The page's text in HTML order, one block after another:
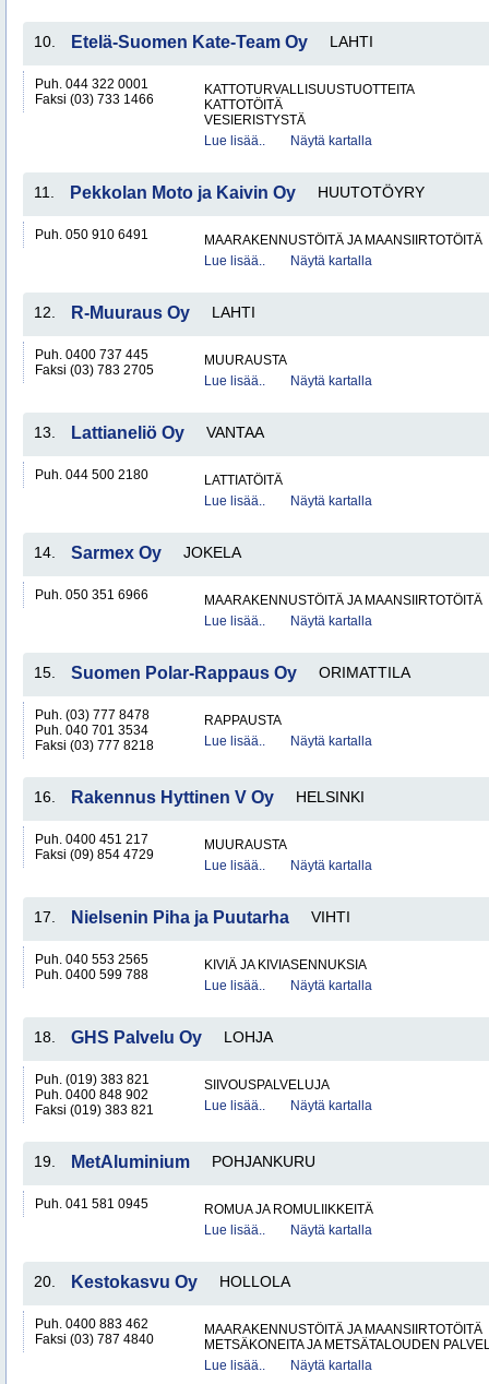
10. Etelä-Suomen Kate-Team Oy LAHTI
Puh. 044 322 0001
Faksi (03) 733 1466
KATTOTURVALLISUUSTUOTTEITA
KATTOTÖITÄ
VESIERISTYSTÄ
Lue lisää..
Näytä kartalla
11. Pekkolan Moto ja Kaivin Oy HUUTOTÖYRY
Puh. 050 910 6491
MAARAKENNUSTÖITÄ JA MAANSIIRTOTÖITÄ
Lue lisää..
Näytä kartalla
12. R-Muuraus Oy LAHTI
Puh. 0400 737 445
Faksi (03) 783 2705
MUURAUSTA
Lue lisää..
Näytä kartalla
13. Lattianeliö Oy VANTAA
Puh. 044 500 2180
LATTIATÖITÄ
Lue lisää..
Näytä kartalla
14. Sarmex Oy JOKELA
Puh. 050 351 6966
MAARAKENNUSTÖITÄ JA MAANSIIRTOTÖITÄ
Lue lisää..
Näytä kartalla
15. Suomen Polar-Rappaus Oy ORIMATTILA
Puh. (03) 777 8478
Puh. 040 701 3534
Faksi (03) 777 8218
RAPPAUSTA
Lue lisää..
Näytä kartalla
16. Rakennus Hyttinen V Oy HELSINKI
Puh. 0400 451 217
Faksi (09) 854 4729
MUURAUSTA
Lue lisää..
Näytä kartalla
17. Nielsenin Piha ja Puutarha VIHTI
Puh. 040 553 2565
Puh. 0400 599 788
KIVIÄ JA KIVIASENNUKSIA
Lue lisää..
Näytä kartalla
18. GHS Palvelu Oy LOHJA
Puh. (019) 383 821
Puh. 0400 848 902
Faksi (019) 383 821
SIIVOUSPALVELUJA
Lue lisää..
Näytä kartalla
19. MetAluminium POHJANKURU
Puh. 041 581 0945
ROMUA JA ROMULIIKKEITÄ
Lue lisää..
Näytä kartalla
20. Kestokasvu Oy HOLLOLA
Puh. 0400 883 462
Faksi (03) 787 4840
MAARAKENNUSTÖITÄ JA MAANSIIRTOTÖITÄ
METSÄKONEITA JA METSÄTALOUDEN
Lue lisää..
Näytä kartalla